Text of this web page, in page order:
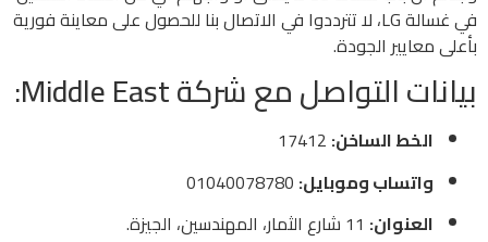
في غسالة LG، لا تترددوا في الاتصال بنا للحصول على معاينة فورية
بأعلى معايير الجودة.
بيانات التواصل مع شركة Middle East:
الخط الساخن:
واتساب وموبايل:
العنوان: